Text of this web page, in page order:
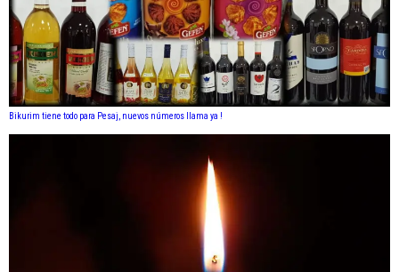
Bikurim tiene todo para Pesaj, nuevos números llama ya !